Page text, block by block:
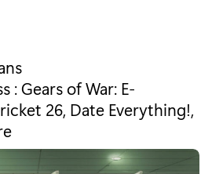
i
q
u
: Gears of War: E-
26, Date Everything!,